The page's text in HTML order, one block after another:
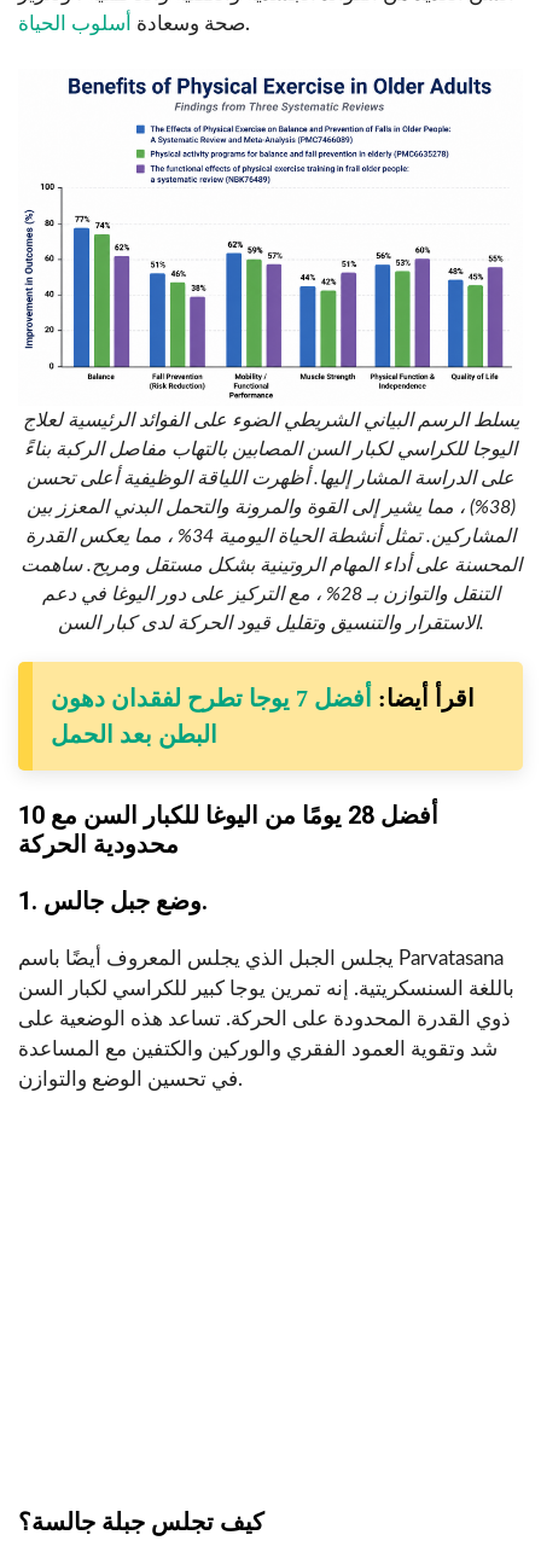
صحة وسعادة
أسلوب الحياة .
يسلط الرسم البياني الشريطي الضوء على الفوائد الرئيسية لعلاج
اليوجا للكراسي لكبار السن المصابين بالتهاب مفاصل الركبة بناءً
على الدراسة المشار إليها. أظهرت اللياقة الوظيفية أعلى تحسن
(38%) ، مما يشير إلى القوة والمرونة والتحمل البدني المعزز بين
المشاركين. تمثل أنشطة الحياة اليومية 34% ، مما يعكس القدرة
المحسنة على أداء المهام الروتينية بشكل مستقل ومريح. ساهمت
التنقل والتوازن بـ 28% ، مع التركيز على دور اليوغا في دعم
الاستقرار والتنسيق وتقليل قيود الحركة لدى كبار السن.
اقرأ أيضا:
أفضل 7 يوجا تطرح لفقدان دهون
البطن بعد الحمل
10 أفضل 28 يومًا من اليوغا للكبار السن مع
محدودية الحركة
1. وضع جبل جالس.
يجلس الجبل الذي يجلس المعروف أيضًا باسم Parvatasana
باللغة السنسكريتية. إنه تمرين يوجا كبير للكراسي لكبار السن
ذوي القدرة المحدودة على الحركة. تساعد هذه الوضعية على
شد وتقوية العمود الفقري والوركين والكتفين مع المساعدة
في تحسين الوضع والتوازن.
كيف تجلس جبلة جالسة؟